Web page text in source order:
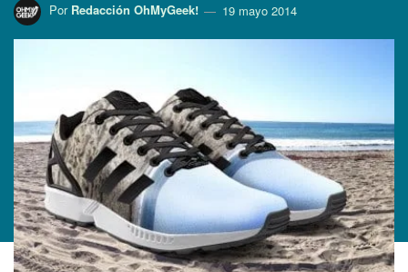
Por Redacción OhMyGeek! 19 mayo 2014